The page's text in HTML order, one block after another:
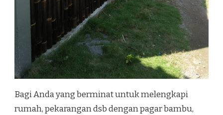
Bagi Anda yang berminat untuk melengkapi
rumah, pekarangan dsb dengan pagar bambu,